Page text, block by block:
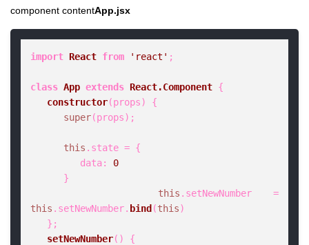
component contentApp.jsx
import React from 'react' ;
class App extends React.Component {
constructor(props) {
super(props);
this . state = {
data: 0
this . setNewNumber
this . setNewNumber. bind (this)
setNewNumber( ) {